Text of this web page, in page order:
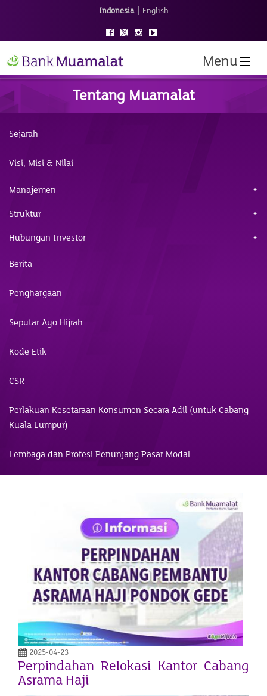
Indonesia | English
Menu
Tentang Muamalat
Sejarah
Visi, Misi & Nilai
Manajemen
Struktur
Hubungan Investor
Berita
Penghargaan
Seputar Ayo Hijrah
Kode Etik
CSR
Perlakuan Kesetaraan Konsumen Secara Adil (untuk Cabang
Kuala Lumpur)
Lembaga dan Profesi Penunjang Pasar Modal
2025-04-23
Perpindahan Relokasi Kantor Cabang
Asrama Haji